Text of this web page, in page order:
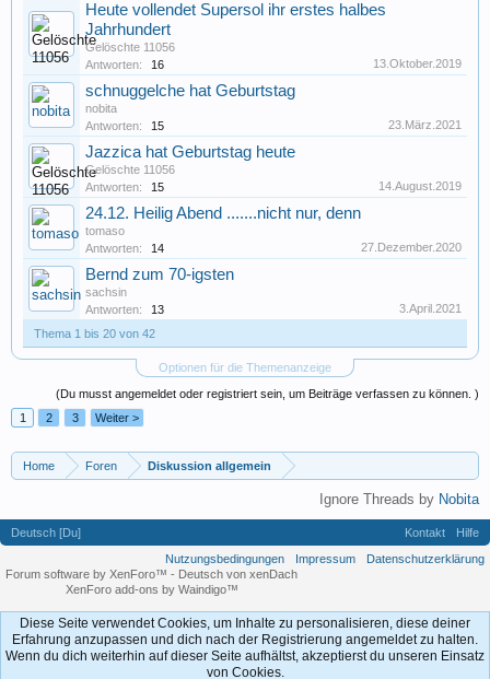
Heute vollendet Supersol ihr erstes halbes
Jahrhundert
Gelöschte 11056
Antworten:
16 13.Oktober.2019
schnuggelche hat Geburtstag
nobita
Antworten:
15 23.März.2021
Jazzica hat Geburtstag heute
Gelöschte 11056
Antworten:
15 14.August.2019
24.12. Heilig Abend .......nicht nur, denn
tomaso
Antworten:
14 27.Dezember.2020
Bernd zum 70-igsten
sachsin
Antworten:
13
3.April.2021
Thema 1 bis 20 von 42
Optionen für die Themenanzeige
(Du musst angemeldet oder registriert sein, um Beiträge verfassen zu können. )
1
2 3 Weiter >
Home Foren Diskussion allgemein
Ignore Threads by Nobita
Deutsch [Du] Kontakt
Hilfe
Nutzungsbedingungen
Impressum
Datenschutzerklärung
Forum software by XenForo™ - Deutsch von xenDach
XenForo add-ons by Waindigo™
Diese Seite verwendet Cookies, um Inhalte zu personalisieren, diese deiner
Erfahrung anzupassen und dich nach der Registrierung angemeldet zu halten.
Wenn du dich weiterhin auf dieser Seite aufhältst, akzeptierst du unseren Einsatz
von Cookies.